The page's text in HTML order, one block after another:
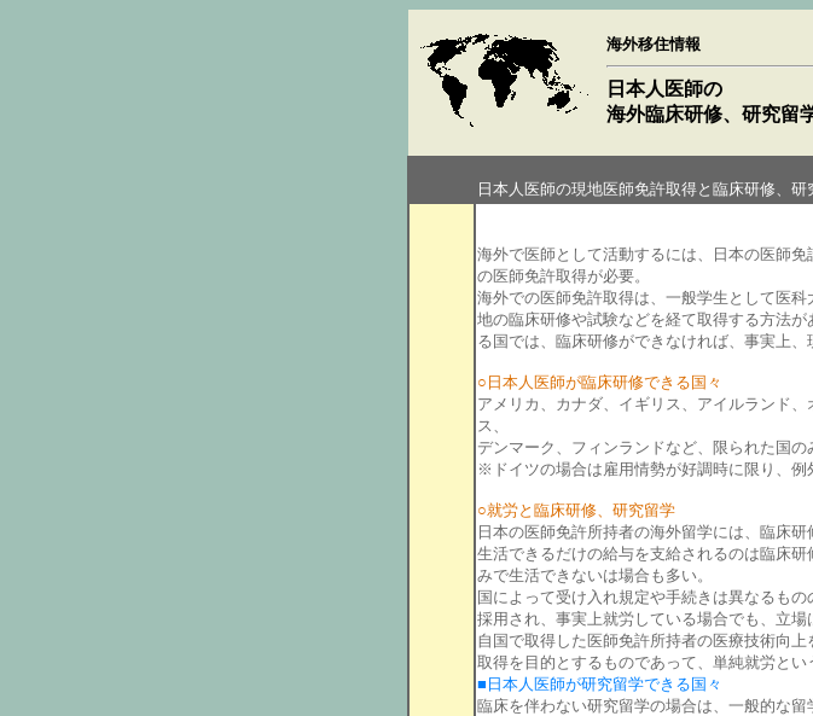
海外移住情報
日本人医師の
海外臨床研修、研究留
日本人医師の現地医師免許取得と臨床研修、研
海外で医師として活動するには、日本の医師
の医師免許取得が必要。
海外での医師免許取得は、一般学生として医
地の臨床研修や試験などを経て取得する方法
る国では、臨床研修ができなければ、事実上、
○日本人医師が臨床研修できる国々
アメリカ、カナダ、イギリス、アイルランド
ス、
デンマーク、フィンランドなど、限られた国
※ドイツの場合は雇用情勢が好調時に限り、例
○就労と臨床研修、研究留学
日本の医師免許所持者の海外留学には、臨床研
生活できるだけの給与を支給されるのは臨床
みで生活できないは場合も多い。
国によって受け入れ規定や手続きは異なるも
採用され、事実上就労している場合でも、立場
自国で取得した医師免許所持者の医療技術向
取得を目的とするものであって、単純就労とい
■日本人医師が研究留学できる国々
臨床を伴わない研究留学の場合は、一般的な